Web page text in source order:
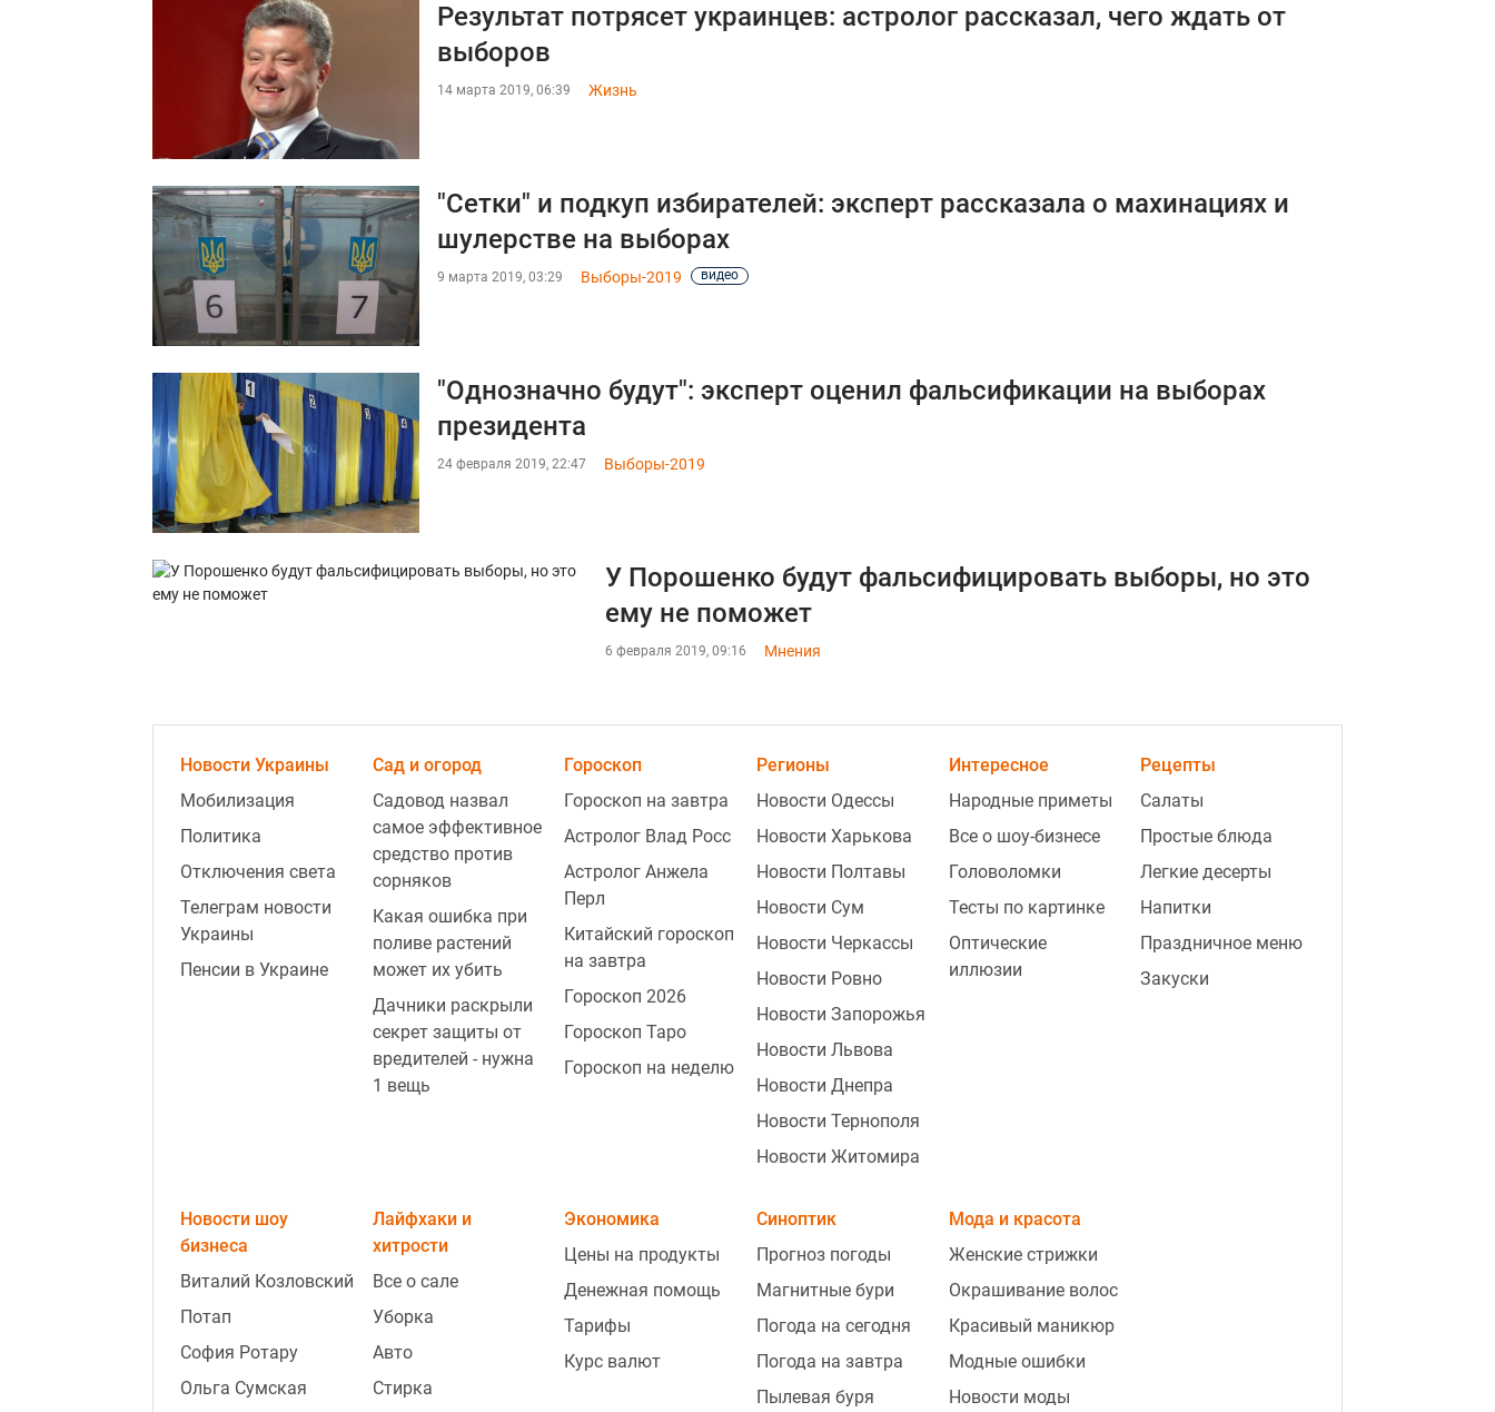
Результат потрясет украинцев: астролог рассказал, чего ждать от
выборов
14 марта 2019, 06:39 Жизнь
"Сетки" и подкуп избирателей: эксперт рассказала о махинациях и
шулерстве на выборах
9 марта 2019, 03:29 Выборы-2019 видео
"Однозначно будут": эксперт оценил фальсификации на выборах
президента
24 февраля 2019, 22:47 Выборы-2019
У Порошенко будут фальсифицировать выборы, но это
ему не поможет
6 февраля 2019, 09:16 Мнения
Новости Украины
Мобилизация
Политика
Отключения света
Телеграм новости
Украины
Пенсии в Украине
Сад и огород
Садовод назвал
самое эффективное
средство против
сорняков
Какая ошибка при
поливе растений
может их убить
Дачники раскрыли
секрет защиты от
вредителей - нужна
1 вещь
Гороскоп
Гороскоп на завтра
Астролог Влад Росс
Астролог Анжела
Перл
Китайский гороскоп
на завтра
Гороскоп 2026
Гороскоп Таро
Гороскоп на неделю
Регионы
Новости Одессы
Новости Харькова
Новости Полтавы
Новости Сум
Новости Черкассы
Новости Ровно
Новости Запорожья
Новости Львова
Новости Днепра
Новости Тернополя
Новости Житомира
Интересное
Народные приметы
Все о шоу-бизнесе
Головоломки
Тесты по картинке
Оптические
иллюзии
Рецепты
Салаты
Простые блюда
Легкие десерты
Напитки
Праздничное меню
Закуски
Новости шоу
бизнеса
Виталий Козловский
Потап
София Ротару
Ольга Сумская
Лайфхаки и
хитрости
Все о сале
Уборка
Авто
Стирка
Экономика
Цены на продукты
Денежная помощь
Тарифы
Курс валют
Синоптик
Прогноз погоды
Магнитные бури
Погода на сегодня
Погода на завтра
Пылевая буря
Мода и красота
Женские стрижки
Окрашивание волос
Красивый маникюр
Модные ошибки
Новости моды